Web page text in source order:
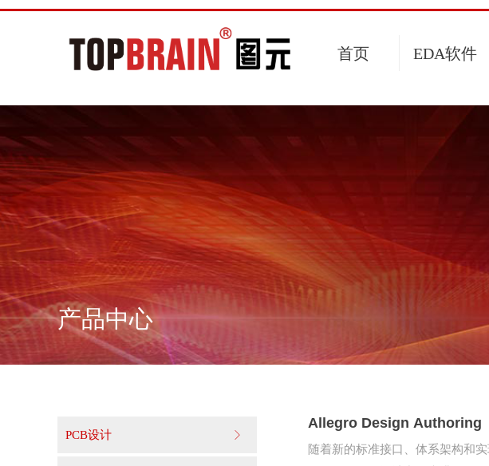
首页 EDA软件
Allegro Design Authoring
随着新的标准接口、体系架构和
产品中心
PCB设计 ꁕ